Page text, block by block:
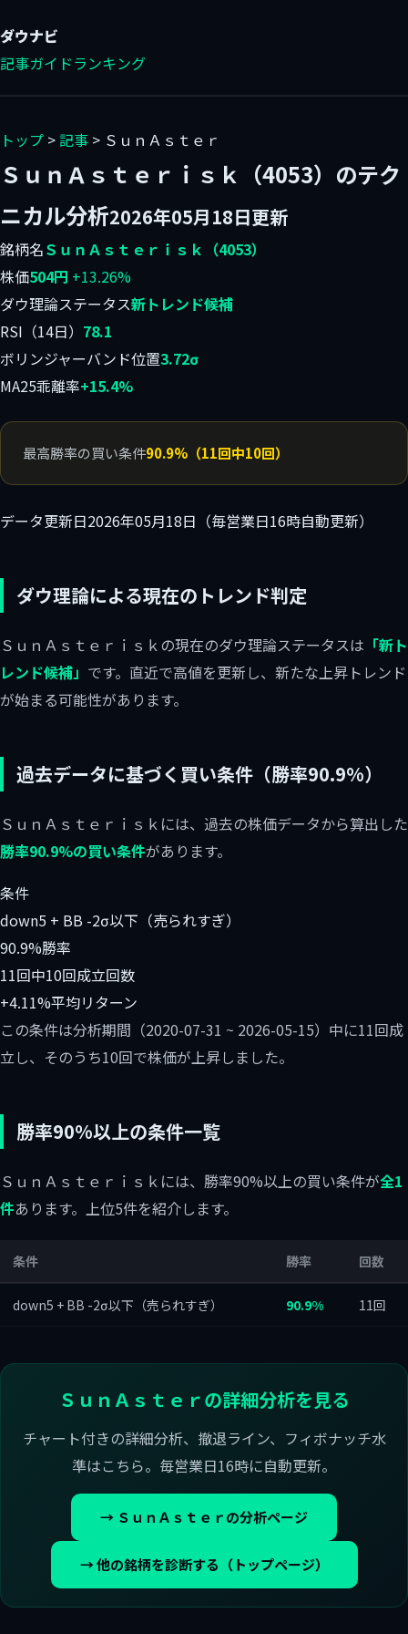
ダウナビ
記事ガイドランキング
トップ >記事 > ＳｕｎＡｓｔｅｒ
ＳｕｎＡｓｔｅｒｉｓｋ（4053）のテク
ニカル分析2026年05月18日更新
銘柄名ＳｕｎＡｓｔｅｒｉｓｋ（4053）
株価504円 +13.26%
ダウ理論ステータス新トレンド候補
RSI（14日） 78.1
ボリンジャーバンド位置3.72σ
MA25乖離率+15.4%
最高勝率の買い条件90.9%（11回中10回）
データ更新日2026年05月18日（毎営業日16時自動更新）
ダウ理論による現在のトレンド判定
ＳｕｎＡｓｔｅｒｉｓｋの現在のダウ理論ステータスは 「新ト
レンド候補」 です。直近で高値を更新し、新たな上昇トレンド
が始まる可能性があります。
過去データに基づく買い条件（勝率90.9%）
ＳｕｎＡｓｔｅｒｉｓｋには、過去の株価データから算出した
勝率90.9%の買い条件があります。
条件
down5 + BB -2σ以下（売られすぎ）
90.9%勝率
11回中10回成立回数
+4.11%平均リターン
この条件は分析期間（2020-07-31 ~ 2026-05-15）中に11回成
立し、そのうち10回で株価が上昇しました。
勝率90%以上の条件一覧
ＳｕｎＡｓｔｅｒｉｓｋには、勝率90%以上の買い条件が全1
件あります。上位5件を紹介します。
条件 勝率 回数
down5 + BB -2σ以下（売られすぎ） 90.9% 11回
ＳｕｎＡｓｔｅｒの詳細分析を見る
チャート付きの詳細分析、撤退ライン、フィボナッチ水
準はこちら。毎営業日16時に自動更新。
→ ＳｕｎＡｓｔｅｒの分析ページ
→ 他の銘柄を診断する（トップページ）